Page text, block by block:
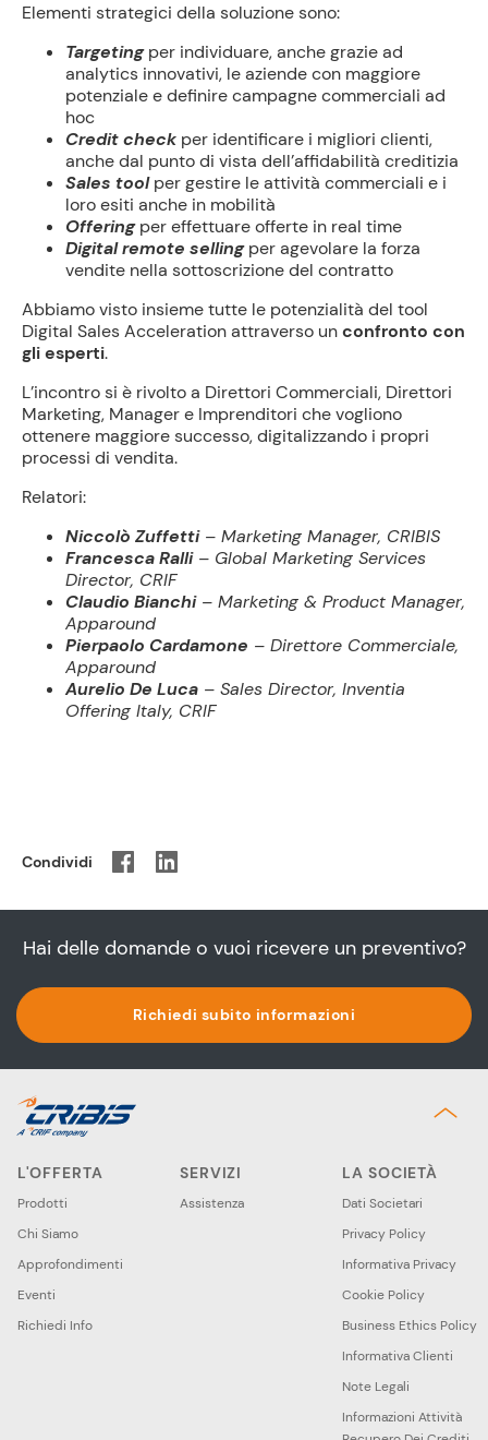
Elementi strategici della soluzione sono:
Targetingper individuare, anche grazie ad
analytics innovativi, le aziende con maggiore
potenziale e definire campagne commerciali ad
hoc
Credit check per identificare i migliori clienti,
anche dal punto di vista dell’affidabilità creditizia
Sales toolper gestire le attività commerciali e i
loro esiti anche in mobilità
Offeringper effettuare offerte in real time
Digital remote sellingper agevolare la forza
vendite nella sottoscrizione del contratto
Abbiamo visto insieme tutte le potenzialità del tool
Digital Sales Acceleration attraverso unconfronto con
gli esperti.
L’incontro si è rivolto a Direttori Commerciali, Direttori
Marketing, Manager e Imprenditori che vogliono
ottenere maggiore successo, digitalizzando i propri
processi di vendita.
Relatori:
Niccolò Zuffetti– Marketing Manager, CRIBIS
Francesca Ralli– Global Marketing Services
Director, CRIF
Claudio Bianchi– Marketing & Product Manager,
Apparound
Pierpaolo Cardamone – Direttore Commerciale,
Apparound
Aurelio De Luca – Sales Director, Inventia
Offering Italy, CRIF
Condividi
Hai delle domande o vuoi ricevere un preventivo?
Richiedi subito informazioni
L'OFFERTA
Prodotti
Chi Siamo
Approfondimenti
Eventi
Richiedi Info
SERVIZI
Assistenza
LA SOCIETÀ
Dati Societari
Privacy Policy
Informativa Privacy
Cookie Policy
Business Ethics Policy
Informativa Clienti
Note Legali
Informazioni Attività